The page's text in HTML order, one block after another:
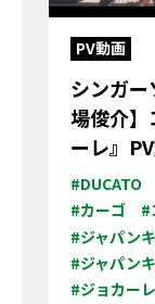
PV動画
シンガ
場俊介】
ーレ』
#DUCATO
#カーゴ
#
#ジャパン
#ジャパン
#ジョカーレ